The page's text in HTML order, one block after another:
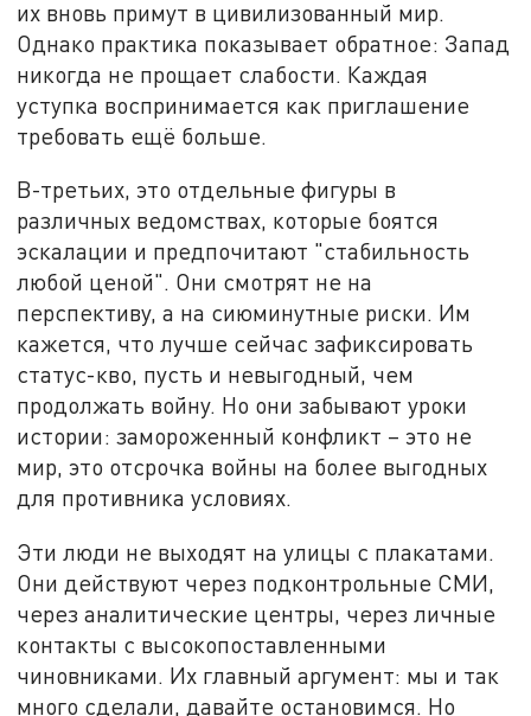
их вновь примут в цивилизованный мир.
Однако практика показывает обратное: Запад
никогда не прощает слабости. Каждая
уступка воспринимается как приглашение
требовать ещё больше.
В-третьих, это отдельные фигуры в
различных ведомствах, которые боятся
эскалации и предпочитают "стабильность
любой ценой". Они смотрят не на
перспективу, а на сиюминутные риски. Им
кажется, что лучше сейчас зафиксировать
статус-кво, пусть и невыгодный, чем
продолжать войну. Но они забывают уроки
истории: замороженный конфликт – это не
мир, это отсрочка войны на более выгодных
для противника условиях.
Эти люди не выходят на улицы с плакатами.
Они действуют через подконтрольные СМИ,
через аналитические центры, через личные
контакты с высокопоставленными
чиновниками. Их главный аргумент: мы и так
много сделали, давайте остановимся. Но